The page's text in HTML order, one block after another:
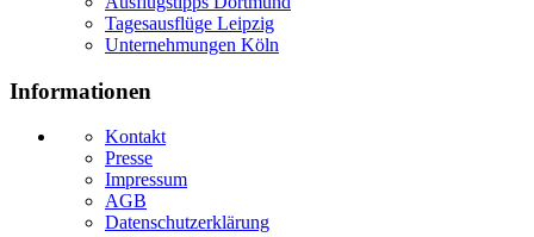
Tagesausflüge Leipzig
Unternehmungen Köln
Informationen
Kontakt
Presse
Impressum
AGB
Datenschutzerklärung